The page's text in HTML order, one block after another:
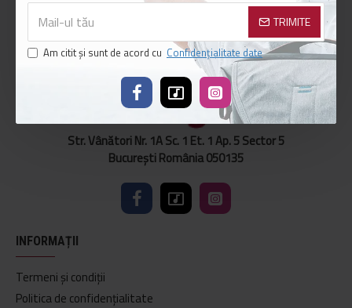
TRIMITE
Am citit şi sunt de acord cu Confidențialitate date
Str. Vânători Nr. 1A Sc. 1 Et. 1 Ap. 5 Sector 5
București România 050135
INFORMAȚII
Termeni și condiții
Politica de confidențialitate